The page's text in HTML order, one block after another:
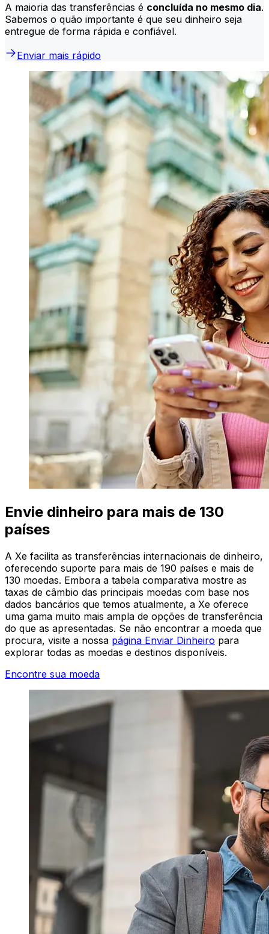
A maioria das transferências é concluída no mesmo dia.
Sabemos o quão importante é que seu dinheiro seja
entregue de forma rápida e confiável.
Enviar mais rápido
Envie dinheiro para mais de 130
países
A Xe facilita as transferências internacionais de dinheiro,
oferecendo suporte para mais de 190 países e mais de
130 moedas. Embora a tabela comparativa mostre as
taxas de câmbio das principais moedas com base nos
dados bancários que temos atualmente, a Xe oferece
uma gama muito mais ampla de opções de transferência
do que as apresentadas. Se não encontrar a moeda que
procura, visite a nossa página Enviar Dinheiro para
explorar todas as moedas e destinos disponíveis.
Encontre sua moeda